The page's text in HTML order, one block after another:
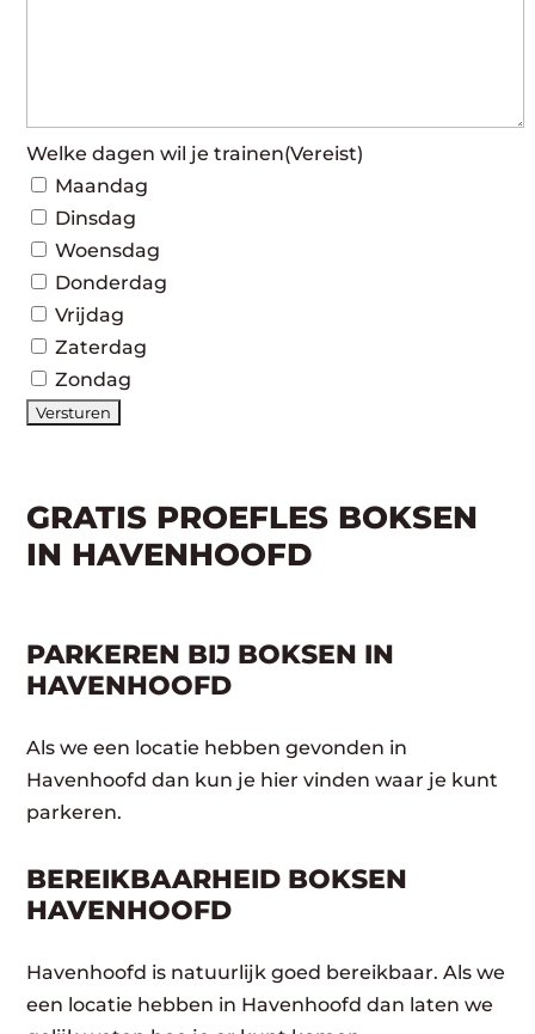
Welke dagen wil je trainen(Vereist)
Maandag
Dinsdag
Woensdag
Donderdag
Vrijdag
Zaterdag
Zondag
GRATIS PROEFLES BOKSEN
IN HAVENHOOFD
PARKEREN BIJ BOKSEN IN
HAVENHOOFD
Als we een locatie hebben gevonden in
Havenhoofd dan kun je hier vinden waar je kunt
parkeren.
BEREIKBAARHEID BOKSEN
HAVENHOOFD
Havenhoofd is natuurlijk goed bereikbaar. Als we
een locatie hebben in Havenhoofd dan laten we